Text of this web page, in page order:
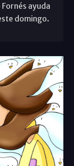
ayuda
domingo.